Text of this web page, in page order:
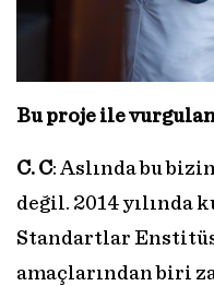
Bu proje ile
C. C: Aslında bu
değil. 2014 yılında
Standartlar
amaçlarından biri